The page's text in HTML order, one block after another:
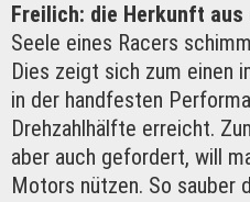
Freilich: die Herkunft
Seele eines Racers
Dies zeigt sich zum einen
in der handfesten
Drehzahlhälfte erreicht.
aber auch gefordert, will
Motors nützen. So sauber